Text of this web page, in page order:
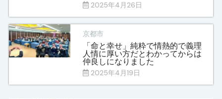
2025年4月26日
京都市
「命と幸せ」純粋で情熱的で義理
人情に厚い方だとわかってからは
仲良しになりました
2025年4月19日